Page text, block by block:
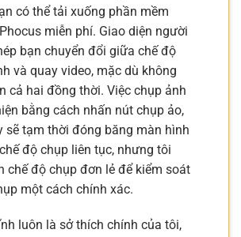
có thể tải xuống phần mềm
miễn phí. Giao diện người
bạn chuyển đổi giữa chế độ
và quay video, mặc dù không
cả hai đồng thời. Việc chụp ảnh
bằng cách nhấn nút chụp ảo,
sẽ tạm thời đóng băng màn hình
độ chụp liên tục, nhưng tôi
chế độ chụp đơn lẻ để kiểm soát
một cách chính xác.
luôn là sở thích chính của tôi,